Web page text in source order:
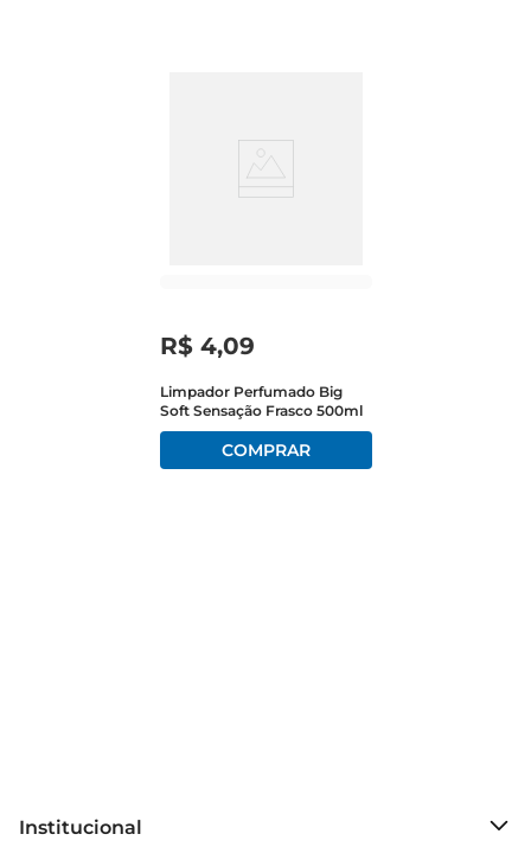
para uma variedade de superfícies, tornandose
internos e externos, a praticidade é garantida.
Design e economia aliados Em embalagem de 1
litro, o Limpador Perfumado Uau proporciona
um excelente custobenefício, especialmente com
realizar um teste em uma área pequena,
R$ 4,09
Limpador Perfumado Big
Soft Sensação Frasco 500ml
Institucional